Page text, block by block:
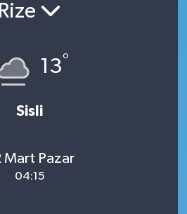
Rize
13°
Sisli
Mart Pazar
04:15